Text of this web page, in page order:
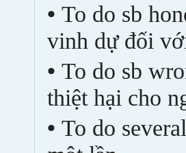
• To do sb
vinh dự đối
• To do sb
thiệt hại cho
• To do